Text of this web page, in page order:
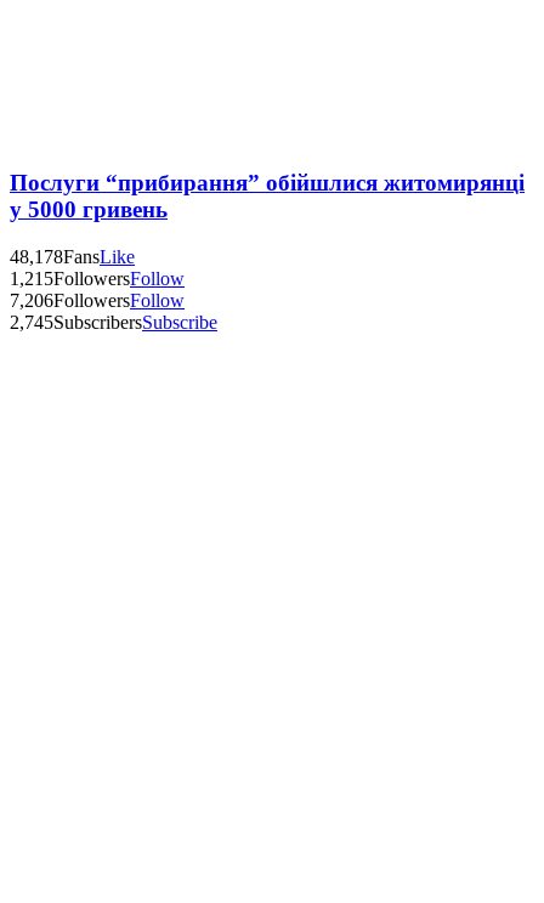
Послуги “прибирання” обійшлися житомирянці
у 5000 гривень
48,178FansLike
1,215FollowersFollow
7,206FollowersFollow
2,745SubscribersSubscribe